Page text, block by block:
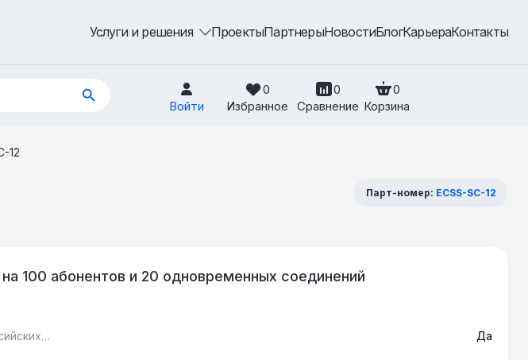
Услуги и решения ПроектыПартнерыНовостиБлогКарьераКонтакты
Войти
0
Избранное
0
Сравнение
0
Корзина
12
Парт-номер: ECSS-SС-12
на 100 абонентов и 20 одновременных соединений
Да